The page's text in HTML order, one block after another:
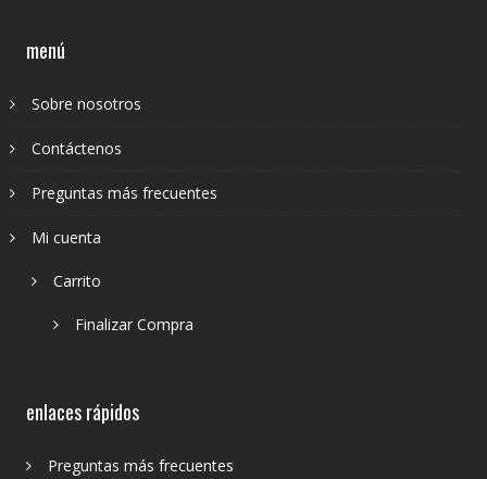
menú
Sobre nosotros
Contáctenos
Preguntas más frecuentes
Mi cuenta
Carrito
Finalizar Compra
enlaces rápidos
Preguntas más frecuentes